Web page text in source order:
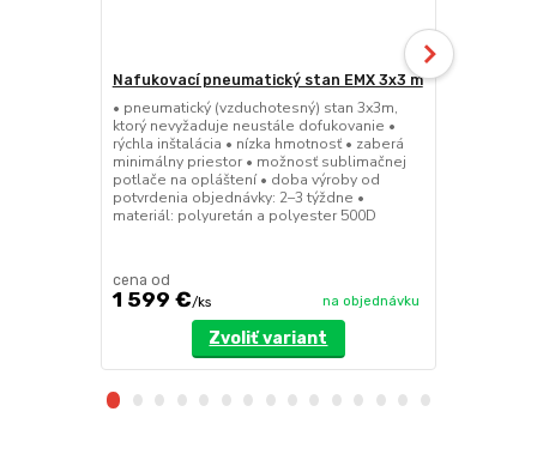
Nafukovací pneumatický stan EMX 3x3 m
• pneumatický (vzduchotesný) stan 3x3m,
ktorý nevyžaduje neustále dofukovanie •
rýchla inštalácia • nízka hmotnosť • zaberá
minimálny priestor • možnosť sublimačnej
potlače na opláštení • doba výroby od
potvrdenia objednávky: 2–3 týždne •
materiál: polyuretán a polyester 500D
cena od
1 599 €/ks na objednávku
Zvoliť variant